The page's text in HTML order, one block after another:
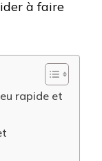
à faire
rapide et